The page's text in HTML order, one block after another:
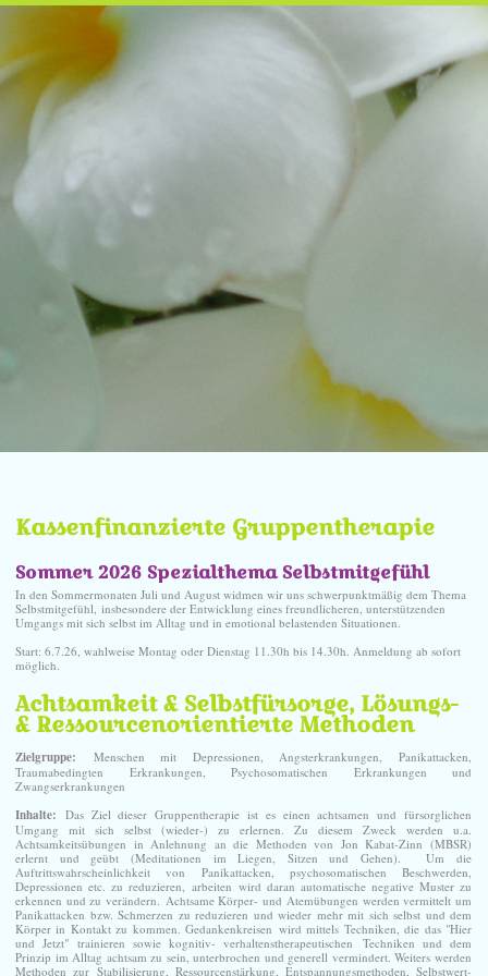
Kassenfinanzierte Gruppentherapie
Sommer 2026 Spezialthema Selbstmitgefühl
In den Sommermonaten Juli und August widmen wir uns schwerpunktmäßig dem Thema
Selbstmitgefühl, insbesondere der Entwicklung eines freundlicheren, unterstützenden
Umgangs mit sich selbst im Alltag und in emotional belastenden Situationen.
Start: 6.7.26, wahlweise Montag oder Dienstag 11.30h bis 14.30h. Anmeldung ab sofort
möglich.
Achtsamkeit & Selbstfürsorge, Lösungs-
& Ressourcenorientierte Methoden
Zielgruppe: Menschen mit Depressionen, Angsterkrankungen, Panikattacken,
Traumabedingten Erkrankungen, Psychosomatischen Erkrankungen und
Zwangserkrankungen
Inhalte: Das Ziel dieser Gruppentherapie ist es einen achtsamen und fürsorglichen
Umgang mit sich selbst (wieder-) zu erlernen. Zu diesem Zweck werden u.a.
Achtsamkeitsübungen in Anlehnung an die Methoden von Jon Kabat-Zinn (MBSR)
erlernt und geübt (Meditationen im Liegen, Sitzen und Gehen). Um die
Auftrittswahrscheinlichkeit von Panikattacken, psychosomatischen Beschwerden,
Depressionen etc. zu reduzieren, arbeiten wird daran automatische negative Muster zu
erkennen und zu verändern. Achtsame Körper- und Atemübungen werden vermittelt um
Panikattacken bzw. Schmerzen zu reduzieren und wieder mehr mit sich selbst und dem
Körper in Kontakt zu kommen. Gedankenkreisen wird mittels Techniken, die das "Hier
und Jetzt" trainieren sowie kognitiv- verhaltenstherapeutischen Techniken und dem
Prinzip im Alltag achtsam zu sein, unterbrochen und generell vermindert. Weiters werden
Methoden zur Stabilisierung, Ressourcenstärkung, Entspannungsmethoden, Selbstwert-